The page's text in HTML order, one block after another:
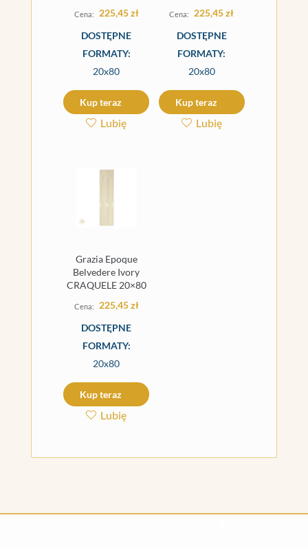
225,45zł
DOSTĘPNE
FORMATY:
20x80
Kup teraz
Lubię
225,45zł
DOSTĘPNE
FORMATY:
20x80
Kup teraz
Lubię
Grazia Epoque
Belvedere Ivory
CRAQUELE 20×80
225,45zł
DOSTĘPNE
FORMATY:
20x80
Kup teraz
Lubię